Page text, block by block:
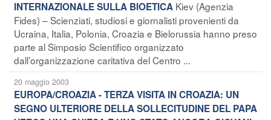
INTERNAZIONALE SULLA BIOETICA Kiev (Agenzia
Fides) – Scienziati, studiosi e giornalisti provenienti da
Ucraina, Italia, Polonia, Croazia e Bielorussia hanno preso
parte al Simposio Scientifico organizzato
dall’organizzazione caritativa del Centro ...
20 maggio 2003
EUROPA/CROAZIA - TERZA VISITA IN CROAZIA: UN
SEGNO ULTERIORE DELLA SOLLECITUDINE DEL PAPA